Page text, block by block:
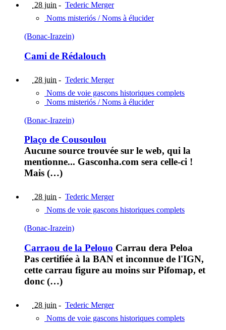
28 juin - Tederic Merger
Noms misteriós / Noms à élucider
(Bonac-Irazein)
Cami de Rédalouch
28 juin - Tederic Merger
Noms de voie gascons historiques complets
Noms misteriós / Noms à élucider
(Bonac-Irazein)
Plaço de Cousoulou
Aucune source trouvée sur le web, qui la
mentionne... Gasconha.com sera celle-ci !
Mais (…)
28 juin - Tederic Merger
Noms de voie gascons historiques complets
(Bonac-Irazein)
Carraou de la Pelouo Carrau dera Peloa
Pas certifiée à la BAN et inconnue de l'IGN,
cette carrau figure au moins sur Pifomap, et
donc (…)
28 juin - Tederic Merger
Noms de voie gascons historiques complets